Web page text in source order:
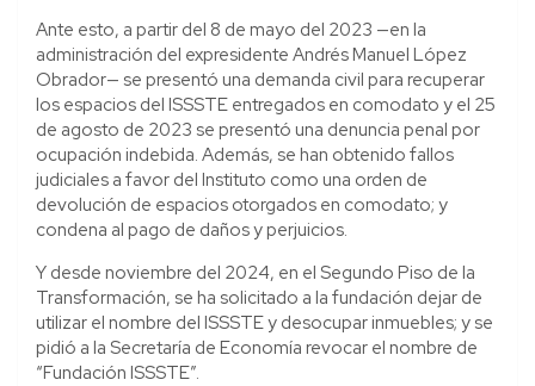
Ante esto, a partir del 8 de mayo del 2023 —en la
administración del expresidente Andrés Manuel López
Obrador— se presentó una demanda civil para recuperar
los espacios del ISSSTE entregados en comodato y el 25
de agosto de 2023 se presentó una denuncia penal por
ocupación indebida. Además, se han obtenido fallos
judiciales a favor del Instituto como una orden de
devolución de espacios otorgados en comodato; y
condena al pago de daños y perjuicios.
Y desde noviembre del 2024, en el Segundo Piso de la
Transformación, se ha solicitado a la fundación dejar de
utilizar el nombre del ISSSTE y desocupar inmuebles; y se
pidió a la Secretaría de Economía revocar el nombre de
“Fundación ISSSTE”.